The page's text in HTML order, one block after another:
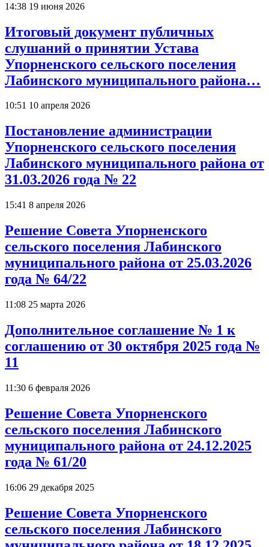
14:38 19 июня 2026
Итоговый документ публичных
слушаний о принятии Устава
Упорненского сельского поселения
Лабинского муниципального района…
10:51 10 апреля 2026
Постановление администрации
Упорненского сельского поселения
Лабинского муниципального района от
31.03.2026 года № 22
15:41 8 апреля 2026
Решение Совета Упорненского
сельского поселения Лабинского
муниципального района от 25.03.2026
года № 64/22
11:08 25 марта 2026
Дополнительное соглашение № 1 к
соглашению от 30 октября 2025 года №
11
11:30 6 февраля 2026
Решение Совета Упорненского
сельского поселения Лабинского
муниципального района от 24.12.2025
года № 61/20
16:06 29 декабря 2025
Решение Совета Упорненского
сельского поселения Лабинского